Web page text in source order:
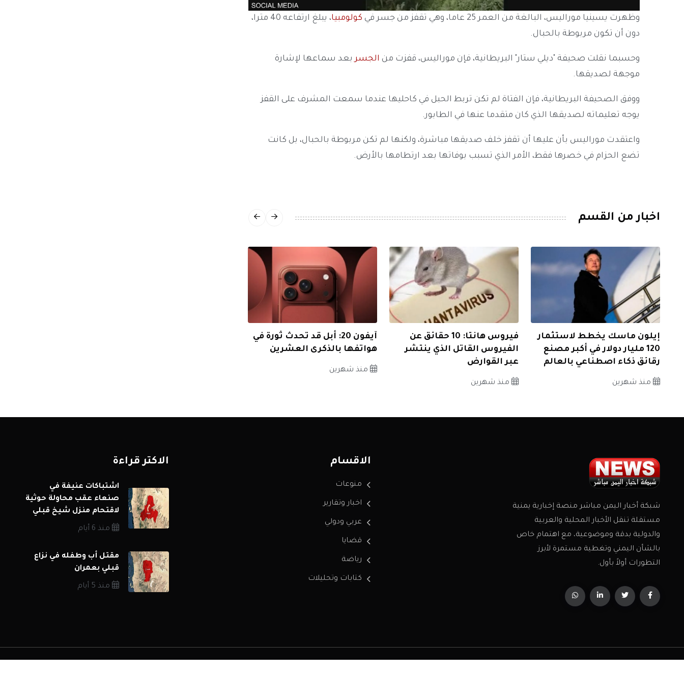
وظهرت يسينيا موراليس، البالغة من العمر 25 عاما، وهي تقفز من جسر في كولومبيا
، يبلغ ارتفاعه 40 مترا،
دون أن تكون مربوطة بالحبال.
وحسبما نقلت صحيفة "ديلي ستار" البريطانية، فإن موراليس، قفزت من الجسر بعد سماعها لإشارة
موجهة لصديقها.
ووفق الصحيفة البريطانية، فإن الفتاة لم تكن تربط الحبل في كاحليها عندما سمعت المشرف على القفز
يوجه تعليماته لصديقها الذي كان متقدما عنها في الطابور.
واعتقدت موراليس بأن عليها أن تقفز خلف صديقها مباشرة، ولكنها لم تكن مربوطة بالحبال، بل كانت
تضع الحزام في خصرها فقط، الأمر الذي تسبب بوفاتها بعد ارتطامها بالأرض.
اخبار من القسم
إيلون ماسك يخطط لاستثمار
120 مليار دولار في أكبر مصنع
رقائق ذكاء اصطناعي بالعالم
منذ شهرين
فيروس هانتا: 10 حقائق عن
الفيروس القاتل الذي ينتشر
عبر القوارض
منذ شهرين
آيفون 20: أبل قد تحدث ثورة في
هواتفها بالذكرى العشرين
منذ شهرين
شبكة أخبار اليمن مباشر منصة إخبارية يمنية
مستقلة تنقل الأخبار المحلية والعربية
والدولية بدقة وموضوعية، مع اهتمام خاص
بالشأن اليمني وتغطية مستمرة لأبرز
التطورات أولاً بأول.
الاقسام
منوعات
اخبار وتقارير
عربي ودولي
قضايا
رياضة
كتابات وتحليلات
الاكثر قراءة
اشتباكات عنيفة في
صنعاء عقب محاولة حوثية
لاقتحام منزل شيخ قبلي
منذ 6 أيام
مقتل أب وطفله في نزاع
قبلي بعمران
منذ 5 أيام